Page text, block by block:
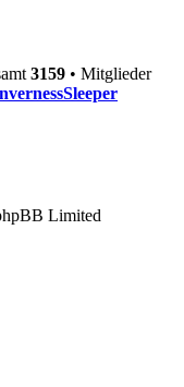
3159 • Mitglieder
Limited